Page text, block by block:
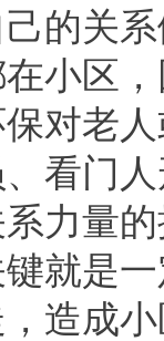
己的关
小区
对老
看门
力量
就是
造成